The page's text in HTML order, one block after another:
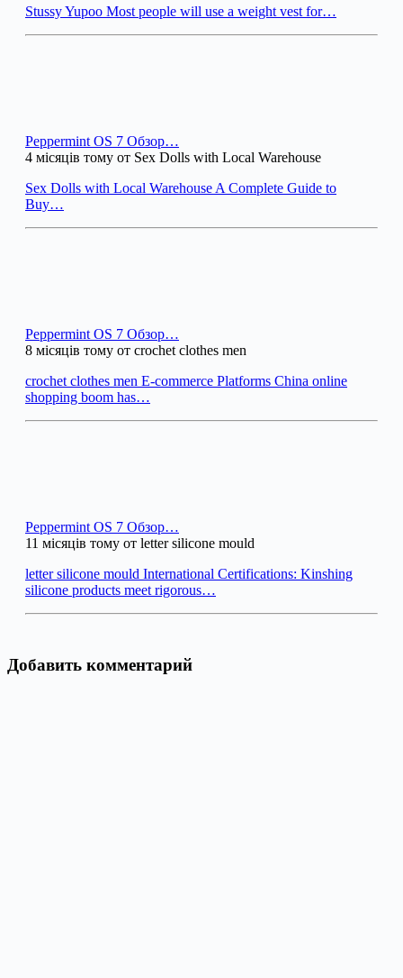
Stussy Yupoo Most people will use a weight vest for…
Peppermint OS 7 Обзор…
4 місяців тому от Sex Dolls with Local Warehouse
Sex Dolls with Local Warehouse A Complete Guide to
Buy…
Peppermint OS 7 Обзор…
8 місяців тому от crochet clothes men
crochet clothes men E-commerce Platforms China online
shopping boom has…
Peppermint OS 7 Обзор…
11 місяців тому от letter silicone mould
letter silicone mould International Certifications: Kinshing
silicone products meet rigorous…
Добавить комментарий